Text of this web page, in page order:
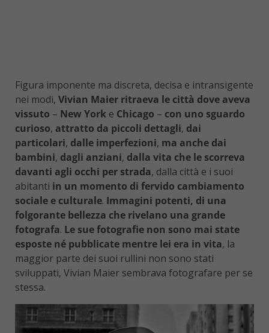
Figura imponente ma discreta, decisa e intransigente
nei modi, Vivian Maier ritraeva le città dove aveva
vissuto – New York e Chicago – con uno sguardo
curioso, attratto da piccoli dettagli, dai
particolari, dalle imperfezioni, ma anche dai
bambini, dagli anziani, dalla vita che le scorreva
davanti agli occhi per strada, dalla città e i suoi
abitanti in un momento di fervido cambiamento
sociale e culturale. Immagini potenti, di una
folgorante bellezza che rivelano una grande
fotografa. Le sue fotografie non sono mai state
esposte né pubblicate mentre lei era in vita, la
maggior parte dei suoi rullini non sono stati
sviluppati, Vivian Maier sembrava fotografare per se
stessa.